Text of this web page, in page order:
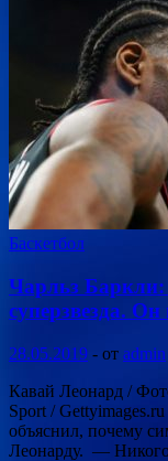
Баскетбол
Чарльз
суперзвезда. Он
28.05.2019 - от admin
Кавай Леонард /
Sport /
объяснил, почему
Леонарду. —